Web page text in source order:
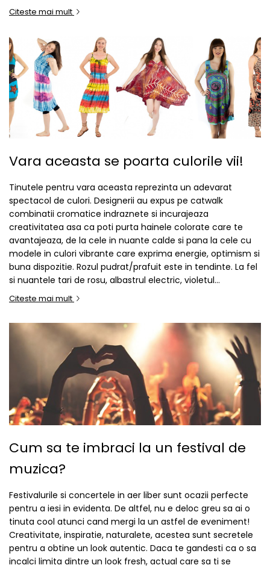
Citeste mai mult
Vara aceasta se poarta culorile vii!
Tinutele pentru vara aceasta reprezinta un adevarat
spectacol de culori. Designerii au expus pe catwalk
combinatii cromatice indraznete si incurajeaza
creativitatea asa ca poti purta hainele colorate care te
avantajeaza, de la cele in nuante calde si pana la cele cu
modele in culori vibrante care exprima energie, optimism si
buna dispozitie. Rozul pudrat/prafuit este in tendinte. La fel
si nuantele tari de rosu, albastrul electric, violetul...
Citeste mai mult
Cum sa te imbraci la un festival de
muzica?
Festivalurile si concertele in aer liber sunt ocazii perfecte
pentru a iesi in evidenta. De altfel, nu e deloc greu sa ai o
tinuta cool atunci cand mergi la un astfel de eveniment!
Creativitate, inspiratie, naturalete, acestea sunt secretele
pentru a obtine un look autentic. Daca te gandesti ca o sa
incalci limita dintre un look fresh, actual care sa ti se